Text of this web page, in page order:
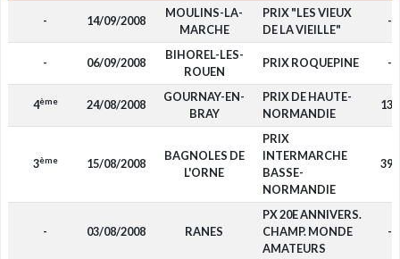
- 14/09/2008
MOULINS-LA-
MARCHE
PRIX "LES VIEUX
DE LA VIEILLE"
-
- 06/09/2008
BIHOREL-LES-
ROUEN
PRIX ROQUEPINE -
4ème 24/08/2008
GOURNAY-EN-
BRAY
PRIX DE HAUTE-
NORMANDIE
135
3ème 15/08/2008
BAGNOLES DE
L'ORNE
PRIX
INTERMARCHE
BASSE-
NORMANDIE
390
- 03/08/2008 RANES
PX 20E ANNIVERS.
CHAMP. MONDE
AMATEURS
-